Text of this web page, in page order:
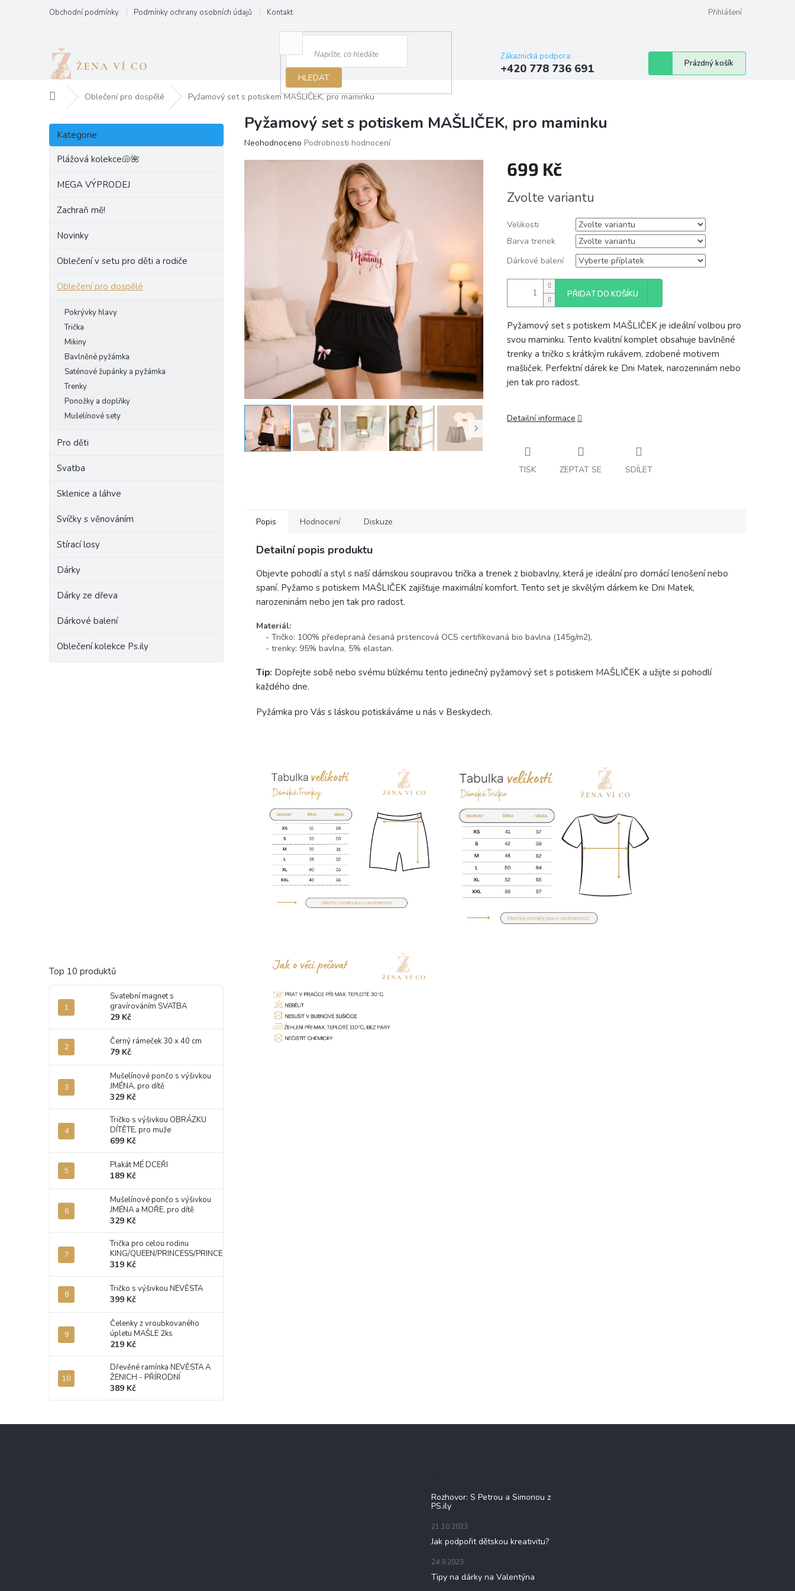
obsah
Obchodní podmínky Podmínky ochrany osobních údajů Kontakt Přihlášení
HLEDAT
Zákaznická podpora:
+420 778 736 691
Nákupní
košík
Prázdný košík
Domů Oblečení pro dospělé Pyžamový set s potiskem MAŠLIČEK, pro maminku
P
s
Přeskočit
kategorie
Kategorie
Plážová kolekce🐚🌺
MEGA VÝPRODEJ
Zachraň mě!
Novinky
Oblečení v setu pro děti a rodiče
Oblečení pro dospělé
Pokrývky hlavy
Trička
Mikiny
Bavlněné pyžámka
Saténové župánky a pyžámka
Trenky
Ponožky a doplňky
Mušelínové sety
Pro děti
Svatba
Sklenice a láhve
Svíčky s věnováním
Stírací losy
Dárky
Dárky ze dřeva
Dárkové balení
Oblečení kolekce Ps.ily
Top 10 produktů
Svatební magnet s
gravírováním SVATBA
29 Kč
Černý rámeček 30 x 40 cm
79 Kč
Mušelínové pončo s výšivkou
JMÉNA, pro dítě
329 Kč
Tričko s výšivkou OBRÁZKU
DÍTĚTE, pro muže
699 Kč
Plakát MÉ DCEŘI
189 Kč
Mušelínové pončo s výšivkou
JMÉNA a MOŘE, pro dítě
329 Kč
Trička pro celou rodinu
KING/QUEEN/PRINCESS/PRINCE
319 Kč
Tričko s výšivkou NEVĚSTA
399 Kč
Čelenky z vroubkovaného
úpletu MAŠLE 2ks
219 Kč
Dřevěné ramínka NEVĚSTA A
ŽENICH - PŘÍRODNÍ
389 Kč
Pyžamový set s potiskem MAŠLIČEK, pro maminku
Průměrné
Neohodnoceno Podrobnosti hodnocení
699 Kč
cena:
Zvolte variantu
Velikosti
Barva trenek
Dárkové balení
PŘIDAT DO KOŠÍKU
Pyžamový set s potiskem MAŠLIČEK je ideální volbou pro
svou maminku. Tento kvalitní komplet obsahuje bavlněné
trenky a tričko s krátkým rukávem, zdobené motivem
mašliček. Perfektní dárek ke Dni Matek, narozeninám nebo
jen tak pro radost.
Detailní informace
TISK ZEPTAT SE SDÍLET
Popis Hodnocení Diskuze
Detailní popis produktu
Objevte pohodlí a styl s naší dámskou soupravou trička a trenek z biobavlny, která je ideální pro domácí lenošení nebo
spaní. Pyžamo s potiskem MAŠLIČEK zajišťuje maximální komfort. Tento set je skvělým dárkem ke Dni Matek,
narozeninám nebo jen tak pro radost.
Materiál:
- Tričko: 100% předepraná česaná prstencová OCS certifikovaná bio bavlna (145g/m2),
- trenky: 95% bavlna, 5% elastan.
Tip: Dopřejte sobě nebo svému blízkému tento jedinečný pyžamový set s potiskem MAŠLIČEK a užijte si pohodlí
každého dne.
Pyžámka pro Vás s láskou potiskáváme u nás v Beskydech.
Rozhovor: S Petrou a Simonou z
PS.ily
21.10.2023
Jak podpořit dětskou kreativitu?
24.9.2023
Tipy na dárky na Valentýna